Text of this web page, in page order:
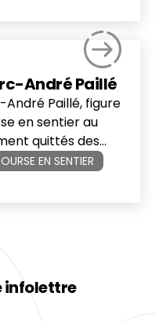
André Paillé
André Paillé, figure
en sentier au
quittés des
alors qu’il
EN SENTIER
infolettre